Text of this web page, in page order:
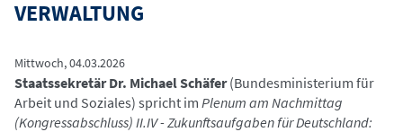
VERWALTUNG
Mittwoch, 04.03.2026
Staatssekretär Dr. Michael Schäfer(Bundesministerium für
Arbeit und Soziales) spricht im Plenum am Nachmittag
(Kongressabschluss) II.IV - Zukunftsaufgaben für Deutschland: